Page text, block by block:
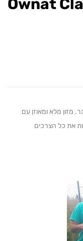
ומאוזן עם
הצרכים